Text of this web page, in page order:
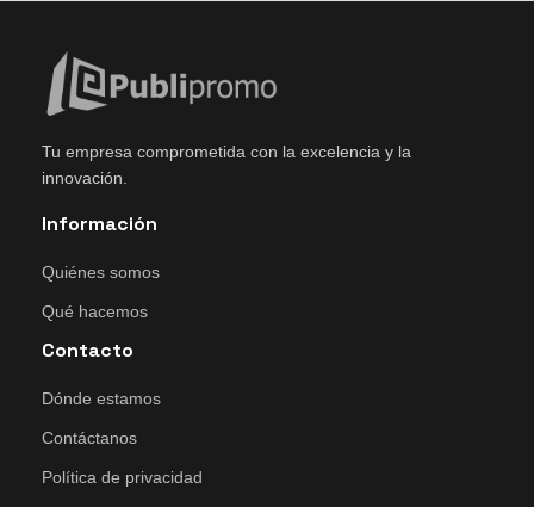
Tu empresa comprometida con la excelencia y la
innovación.
Información
Quiénes somos
Qué hacemos
Contacto
Dónde estamos
Contáctanos
Política de privacidad